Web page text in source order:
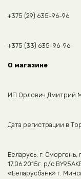
+375 (29) 635-96-96
+375 (33) 635-96-96
О магазине
ИП Орлович Дмитрий
Дата регистрации в
Беларусь, г.
17.06.2015г. р/с
«Беларусбанк» г.